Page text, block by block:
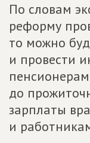
По словам
реформу
то можно
и провести
до
зарплаты
и